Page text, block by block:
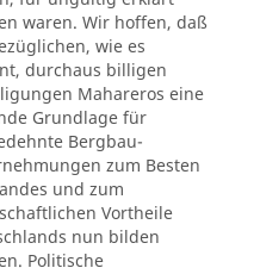
waren. Wir hoffen, daß
wie es
durchaus billigen
Mahareros eine
Grundlage für
Bergbau-
zum Besten
und zum
Vortheile
nun bilden
Politische